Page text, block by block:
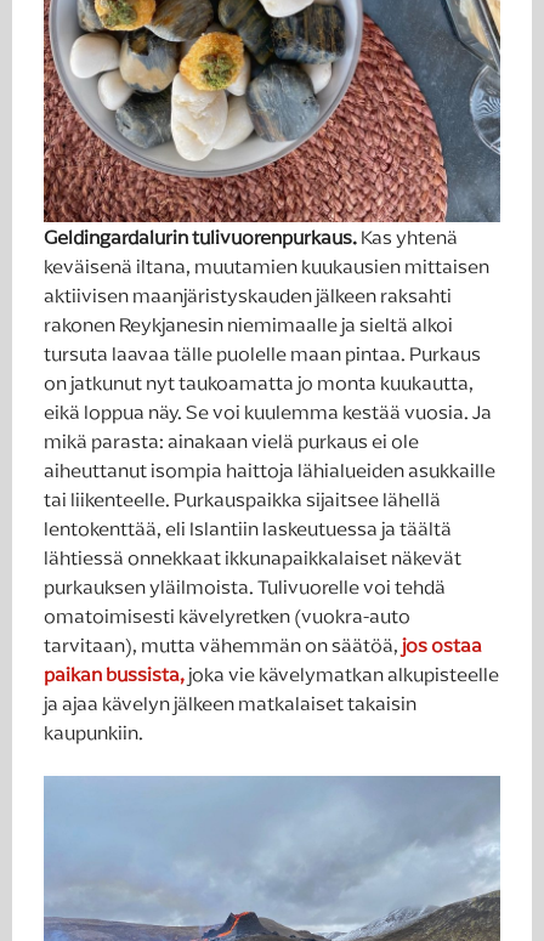
Geldingardalurin tulivuorenpurkaus.Kas yhtenä
keväisenä iltana, muutamien kuukausien mittaisen
aktiivisen maanjäristyskauden jälkeen raksahti
rakonen Reykjanesin niemimaalle ja sieltä alkoi
tursuta laavaa tälle puolelle maan pintaa. Purkaus
on jatkunut nyt taukoamatta jo monta kuukautta,
eikä loppua näy. Se voi kuulemma kestää vuosia. Ja
mikä parasta: ainakaan vielä purkaus ei ole
aiheuttanut isompia haittoja lähialueiden asukkaille
tai liikenteelle. Purkauspaikka sijaitsee lähellä
lentokenttää, eli Islantiin laskeutuessa ja täältä
lähtiessä onnekkaat ikkunapaikkalaiset näkevät
purkauksen yläilmoista. Tulivuorelle voi tehdä
omatoimisesti kävelyretken (vuokra-auto
tarvitaan), mutta vähemmän on säätöä,jos ostaa
paikan bussista,joka vie kävelymatkan alkupisteelle
ja ajaa kävelyn jälkeen matkalaiset takaisin
kaupunkiin.